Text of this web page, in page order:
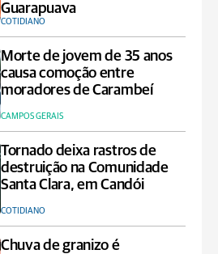
Guarapuava
COTIDIANO
Morte de jovem de 35 anos
causa comoção entre
moradores de Carambeí
CAMPOS GERAIS
Tornado deixa rastros de
destruição na Comunidade
Santa Clara, em Candói
COTIDIANO
Chuva de granizo é